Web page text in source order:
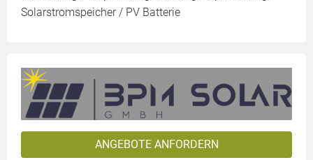
Solarstromspeicher / PV Batterie
ANGEBOTE ANFORDERN